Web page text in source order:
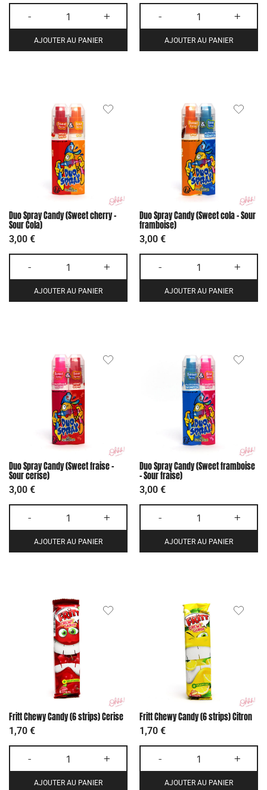
- +
AJOUTER AU PANIER
- +
AJOUTER AU PANIER
Duo Spray Candy (Sweet cherry –
Sour Cola)
3,00 €
- +
AJOUTER AU PANIER
Duo Spray Candy (Sweet cola – Sour
framboise)
3,00 €
- +
AJOUTER AU PANIER
Duo Spray Candy (Sweet fraise –
Sour cerise)
3,00 €
- +
AJOUTER AU PANIER
Duo Spray Candy (Sweet framboise
– Sour fraise)
3,00 €
- +
AJOUTER AU PANIER
Fritt Chewy Candy (6 strips) Cerise
1,70 €
- +
AJOUTER AU PANIER
Fritt Chewy Candy (6 strips) Citron
1,70 €
- +
AJOUTER AU PANIER